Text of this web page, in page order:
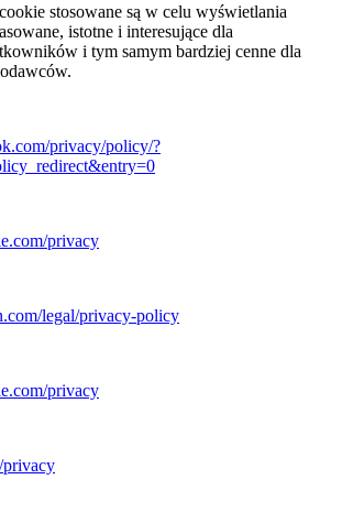
stosowane są w celu wyświetlania
istotne i interesujące dla
i tym samym bardziej cenne dla
privacy/policy/?
privacy
legal/privacy-policy
privacy
privacy